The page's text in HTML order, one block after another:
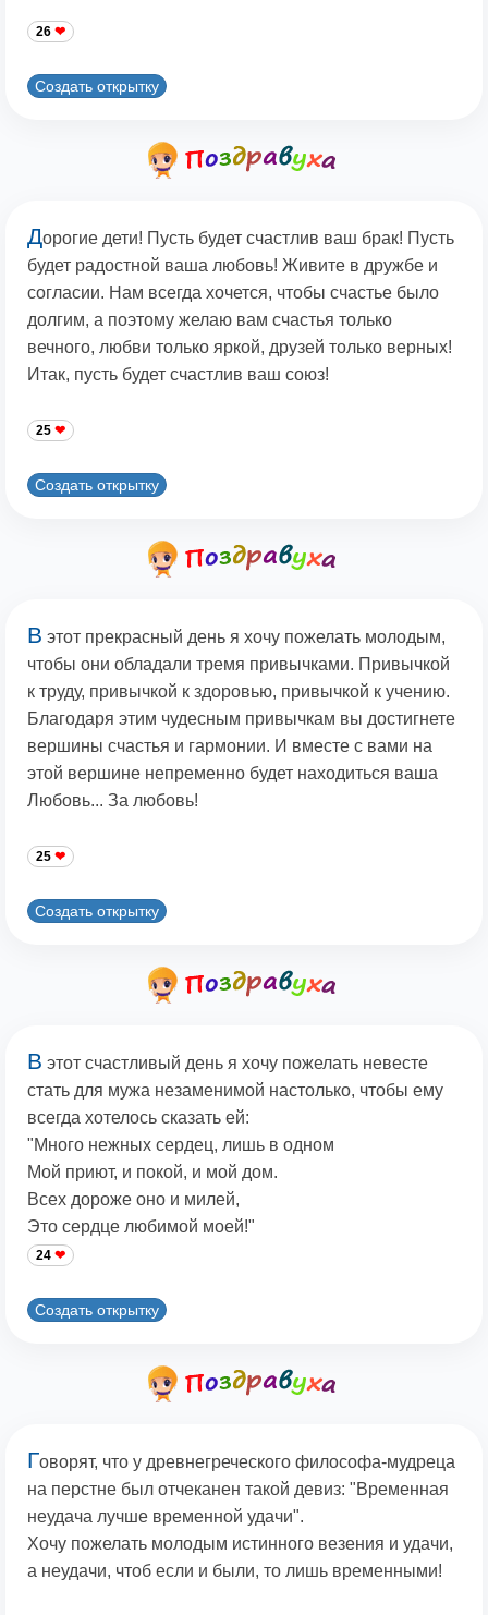
26
Создать открытку
Дорогие дети! Пусть будет счастлив ваш брак! Пусть
будет радостной ваша любовь! Живите в дружбе и
согласии. Нам всегда хочется, чтобы счастье было
долгим, а поэтому желаю вам счастья только
вечного, любви только яркой, друзей только верных!
Итак, пусть будет счастлив ваш союз!
25
Создать открытку
В этот прекрасный день я хочу пожелать молодым,
чтобы они обладали тремя привычками. Привычкой
к труду, привычкой к здоровью, привычкой к учению.
Благодаря этим чудесным привычкам вы достигнете
вершины счастья и гармонии. И вместе с вами на
этой вершине непременно будет находиться ваша
Любовь... За любовь!
25
Создать открытку
В этот счастливый день я хочу пожелать невесте
стать для мужа незаменимой настолько, чтобы ему
всегда хотелось сказать ей:
"Много нежных сердец, лишь в одном
Мой приют, и покой, и мой дом.
Всех дороже оно и милей,
Это сердце любимой моей!"
24
Создать открытку
Говорят, что у древнегреческого философа-мудреца
на перстне был отчеканен такой девиз: "Временная
неудача лучше временной удачи".
Хочу пожелать молодым истинного везения и удачи,
а неудачи, чтоб если и были, то лишь временными!